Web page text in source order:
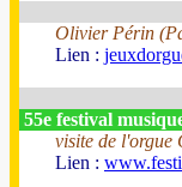
Olivier Périn
Lien :
55e festival
visite de l'orgue
Lien :